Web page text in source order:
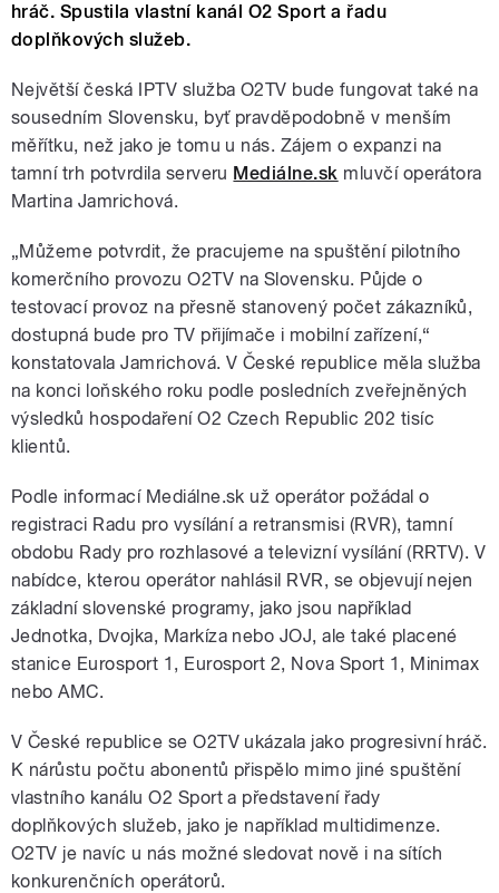
hráč. Spustila vlastní kanál O2 Sport a řadu
doplňkových služeb.
Největší česká IPTV služba O2TV bude fungovat také na
sousedním Slovensku, byť pravděpodobně v menším
měřítku, než jako je tomu u nás. Zájem o expanzi na
tamní trh potvrdila serveru Mediálne.sk mluvčí operátora
Martina Jamrichová.
„Můžeme potvrdit, že pracujeme na spuštění pilotního
komerčního provozu O2TV na Slovensku. Půjde o
testovací provoz na přesně stanovený počet zákazníků,
dostupná bude pro TV přijímače i mobilní zařízení,“
konstatovala Jamrichová. V České republice měla služba
na konci loňského roku podle posledních zveřejněných
výsledků hospodaření O2 Czech Republic 202 tisíc
klientů.
Podle informací Mediálne.sk už operátor požádal o
registraci Radu pro vysílání a retransmisi (RVR), tamní
obdobu Rady pro rozhlasové a televizní vysílání (RRTV). V
nabídce, kterou operátor nahlásil RVR, se objevují nejen
základní slovenské programy, jako jsou například
Jednotka, Dvojka, Markíza nebo JOJ, ale také placené
stanice Eurosport 1, Eurosport 2, Nova Sport 1, Minimax
nebo AMC.
V České republice se O2TV ukázala jako progresivní hráč.
K nárůstu počtu abonentů přispělo mimo jiné spuštění
vlastního kanálu O2 Sport a představení řady
doplňkových služeb, jako je například multidimenze.
O2TV je navíc u nás možné sledovat nově i na sítích
konkurenčních operátorů.